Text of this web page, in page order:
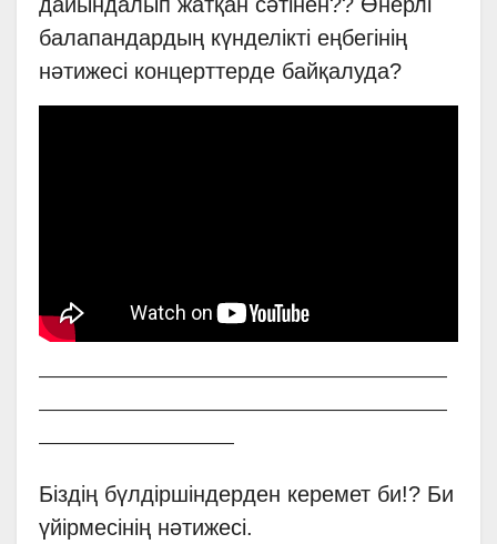
балапандардың күнделікті еңбегінің
нәтижесі концерттерде байқалуда?
———————————————————————
———————————————————————
———————————
Біздің бүлдіршіндерден керемет би!? Би
үйірмесінің нәтижесі.